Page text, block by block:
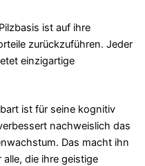
ist auf ihre
zurückzuführen. Jeder
einzigartige
ist für seine kognitiv
nachweislich das
Das macht ihn
die ihre geistige